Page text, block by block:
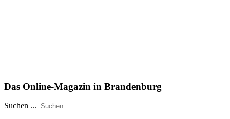
Das Online-Magazin in Brandenburg
Suchen ...